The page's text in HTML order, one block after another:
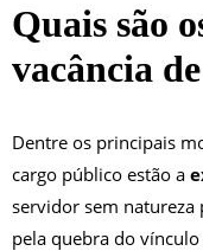
Quais são
vacância
Dentre os principais
cargo público estão a
servidor sem natureza
pela quebra do